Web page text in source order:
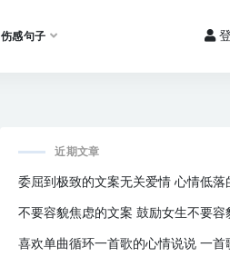
伤感句子
近期文章
委屈到极致的文案无关爱情 心情低落
不要容貌焦虑的文案 鼓励女生不要容
喜欢单曲循环一首歌的心情说说 一首